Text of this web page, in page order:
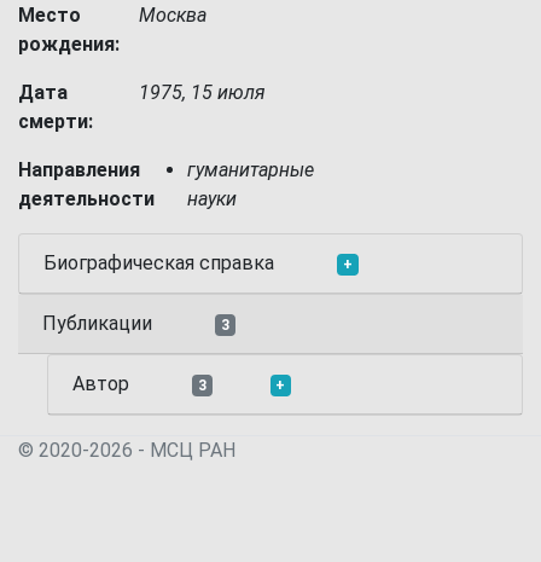
Место
рождения:
Москва
Дата
смерти:
1975, 15 июля
Направления
деятельности
гуманитарные
науки
Биографическая справка +
Публикации 3
Автор 3 +
© 2020-2026 - МСЦ РАН